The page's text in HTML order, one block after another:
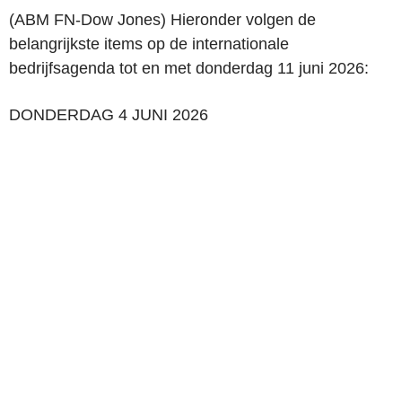
(ABM FN-Dow Jones) Hieronder volgen de
belangrijkste items op de internationale
bedrijfsagenda tot en met donderdag 11 juni 2026:
DONDERDAG 4 JUNI 2026